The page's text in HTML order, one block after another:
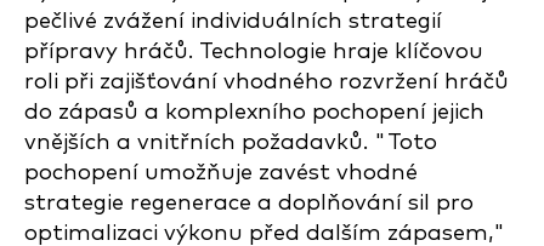
pečlivé zvážení individuálních strategií
přípravy hráčů. Technologie hraje klíčovou
roli při zajišťování vhodného rozvržení hráčů
do zápasů a komplexního pochopení jejich
vnějších a vnitřních požadavků. "Toto
pochopení umožňuje zavést vhodné
strategie regenerace a doplňování sil pro
optimalizaci výkonu před dalším zápasem,"